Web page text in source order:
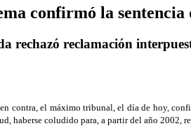
confirmó la
rechazó reclamación
contra, el máximo tribunal, el día de hoy,
haberse coludido para, a partir del año 2002,